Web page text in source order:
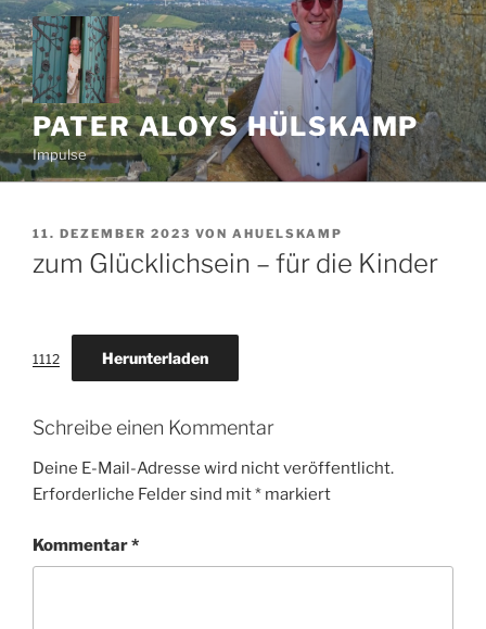
Zum
Inhalt
springen
PATER ALOYS HÜLSKAMP
Impulse
VERÖFFENTLICHT
11. DEZEMBER 2023 VON AHUELSKAMP
zum Glücklichsein – für die Kinder
1112 Herunterladen
Schreibe einen Kommentar
Deine E-Mail-Adresse wird nicht veröffentlicht.
Erforderliche Felder sind mit* markiert
Kommentar*